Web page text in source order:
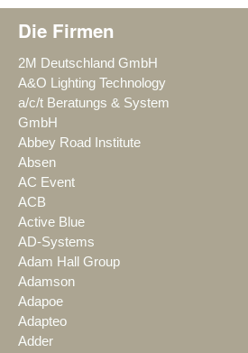
Die Firmen
2M Deutschland GmbH
A&O Lighting Technology
a/c/t Beratungs & System
GmbH
Abbey Road Institute
Absen
AC Event
ACB
Active Blue
AD-Systems
Adam Hall Group
Adamson
Adapoe
Adapteo
Adder